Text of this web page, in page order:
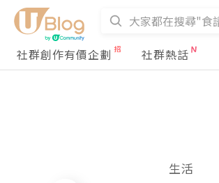
社群創作有價企劃
社群熱話
生活